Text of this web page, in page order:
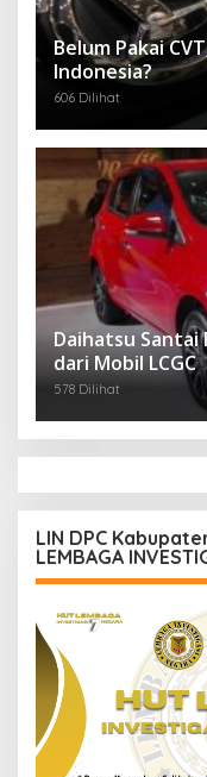
Belum Pakai
Indonesia?
606 Dilihat
Daihatsu Santai
dari Mobil LCGC
578 Dilihat
LIN DPC
LEMBAGA